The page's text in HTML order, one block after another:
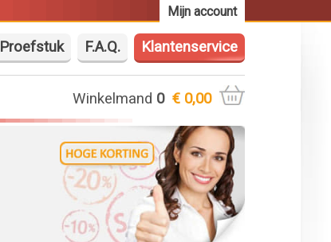
Mijn account
Proefstuk F.A.Q. Klantenservice
Winkelmand 0 € 0,00